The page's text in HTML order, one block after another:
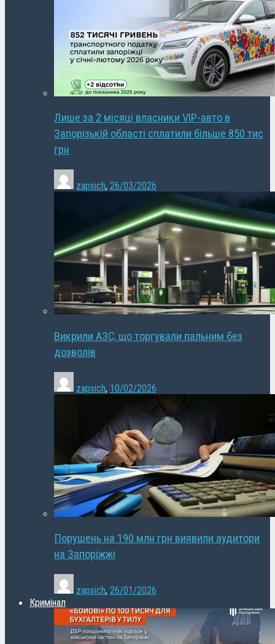
Лише за 2 місяці власники VIP-авто в
Запорізькій області сплатили більше 850 тис
грн
zapsich, 26/03/2026
Викрили АЗС, що торгували пальним без
дозволів
zapsich, 10/02/2026
Порушень на 190 млн грн виявили аудитори
на Запоріжжі
zapsich, 26/01/2026
Кримінал